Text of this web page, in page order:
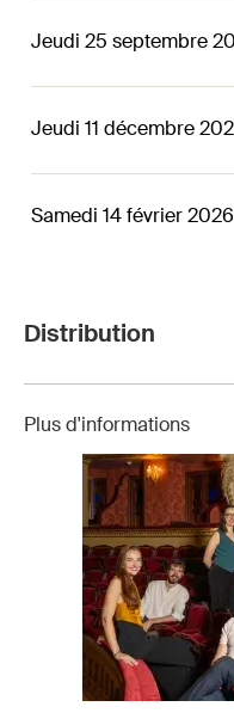
Jeudi 25 septembre
Jeudi 11 décembre
Samedi 14 février
Distribution
Plus d'informations